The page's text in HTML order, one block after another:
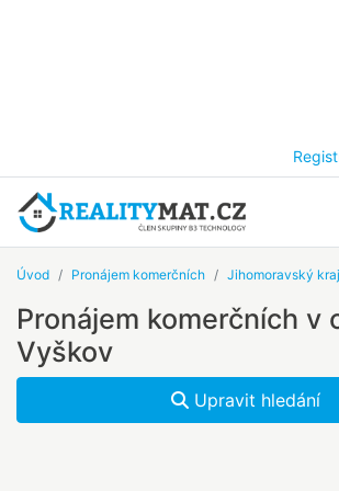
Úvod Pronájem komerčních Jihomoravský kraj
Pronájem komerčních v
Vyškov
Upravit hledání